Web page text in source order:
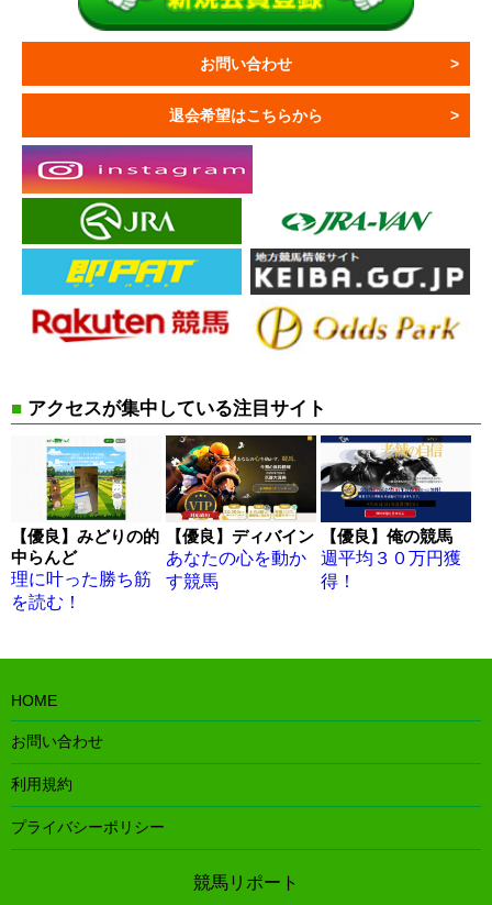
お問い合わせ
退会希望はこちらから
■ アクセスが集中している注目サイト
【優良】みどりの的
中らんど
理に叶った勝ち筋
を読む！
【優良】ディバイン
あなたの心を動か
す競馬
【優良】俺の競馬
週平均３０万円獲
得！
HOME
お問い合わせ
利用規約
プライバシーポリシー
競馬リポート